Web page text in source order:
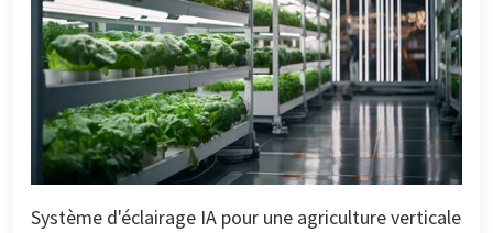
Système d'éclairage IA pour une agriculture verticale